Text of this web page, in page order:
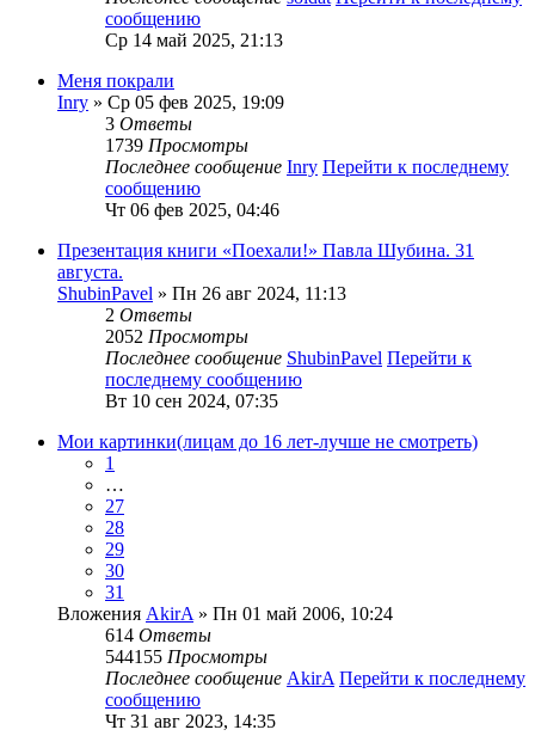
сообщению
Ср 14 май 2025, 21:13
Меня покрали
Inry » Ср 05 фев 2025, 19:09
3 Ответы
1739 Просмотры
Последнее сообщение Inry Перейти к последнему
сообщению
Чт 06 фев 2025, 04:46
Презентация книги «Поехали!» Павла Шубина. 31
августа.
ShubinPavel » Пн 26 авг 2024, 11:13
2 Ответы
2052 Просмотры
Последнее сообщение ShubinPavel Перейти к
последнему сообщению
Вт 10 сен 2024, 07:35
Мои картинки(лицам до 16 лет-лучше не смотреть)
1
…
27
28
29
30
31
Вложения AkirA » Пн 01 май 2006, 10:24
614 Ответы
544155 Просмотры
Последнее сообщение AkirA Перейти к последнему
сообщению
Чт 31 авг 2023, 14:35